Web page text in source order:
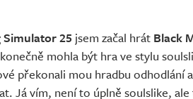
Simulator 25 jsem začal hrát Black
mohla být hra ve stylu
překonali mou hradbu odhodlání
Já vím, není to úplně soulslike,